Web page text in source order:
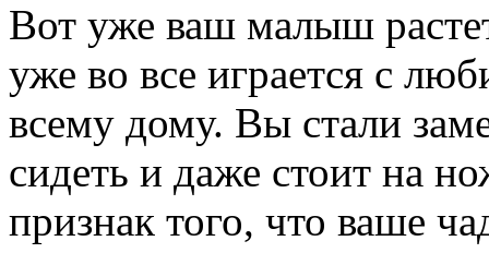
Вот уже ваш малыш
уже во все играется с
всему дому. Вы стали
сидеть и даже стоит на
признак того, что ваше